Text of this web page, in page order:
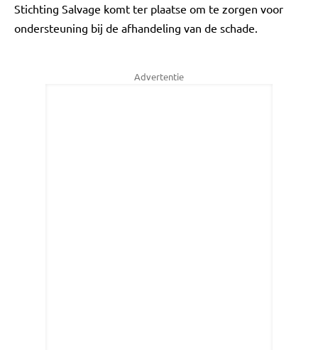
Stichting Salvage komt ter plaatse om te zorgen voor
ondersteuning bij de afhandeling van de schade.
Advertentie